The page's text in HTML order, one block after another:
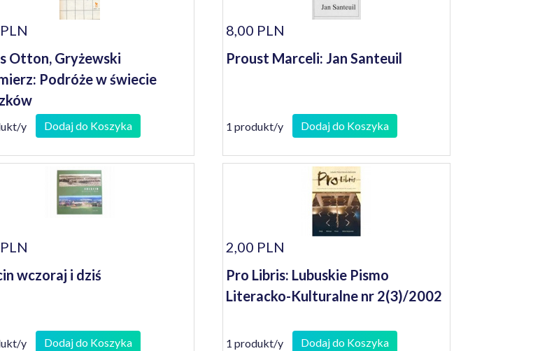
Otton, Gryżewski
Podróże w świecie
y Dodaj do Koszyka
8,00 PLN
Proust Marceli: Jan Santeuil
1 produkt/y Dodaj do Koszyka
wczoraj i dziś
y Dodaj do Koszyka
2,00 PLN
Pro Libris: Lubuskie Pismo
Literacko-Kulturalne nr 2(3)/2002
1 produkt/y Dodaj do Koszyka